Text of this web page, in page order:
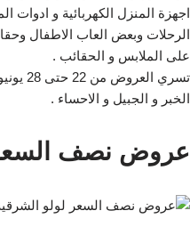
اجهزة المنزل الكهربائية و ادوات
الرحلات وبعض العاب الاطفال
على الملابس و الحقائب .
الخبر و الجبيل و الاحساء .
عروض نصف السعر